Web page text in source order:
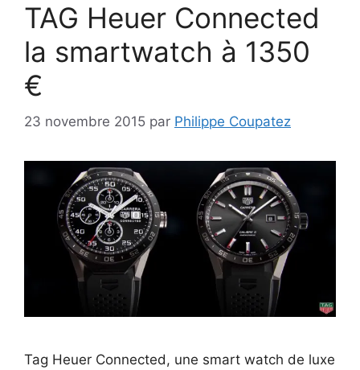
TAG Heuer Connected
la smartwatch à 1350
€
23 novembre 2015 par Philippe Coupatez
Tag Heuer Connected, une smart watch de luxe